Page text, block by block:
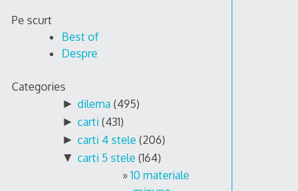
Pe scurt
Best of
Despre
Categories
► dilema (495)
► carti (431)
► carti 4 stele (206)
▼ carti 5 stele (164)
10 materiale